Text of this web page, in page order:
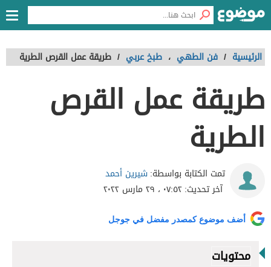
الرئيسية / فن الطهي ، طبخ عربي / طريقة عمل القرص الطرية
طريقة عمل القرص
الطرية
تمت الكتابة بواسطة:شيرين أحمد
آخر تحديث:٠٧:٥٢ ، ٢٩ مارس ٢٠٢٢
أضف موضوع كمصدر مفضل في جوجل
محتويات